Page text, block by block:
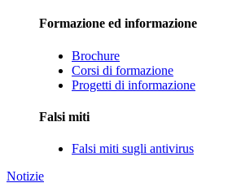
Formazione ed informazione
Brochure
Corsi di formazione
Progetti di informazione
Falsi miti
Falsi miti sugli antivirus
Notizie